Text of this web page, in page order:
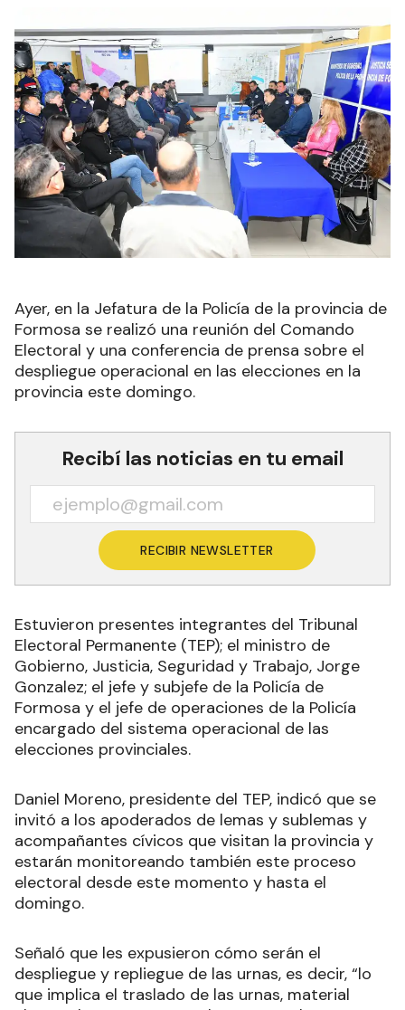
Ayer, en la Jefatura de la Policía de la provincia de
Formosa se realizó una reunión del Comando
Electoral y una conferencia de prensa sobre el
despliegue operacional en las elecciones en la
provincia este domingo.
Recibí las noticias en tu email
RECIBIR NEWSLETTER
Estuvieron presentes integrantes del Tribunal
Electoral Permanente (TEP); el ministro de
Gobierno, Justicia, Seguridad y Trabajo, Jorge
Gonzalez; el jefe y subjefe de la Policía de
Formosa y el jefe de operaciones de la Policía
encargado del sistema operacional de las
elecciones provinciales.
Daniel Moreno, presidente del TEP, indicó que se
invitó a los apoderados de lemas y sublemas y
acompañantes cívicos que visitan la provincia y
estarán monitoreando también este proceso
electoral desde este momento y hasta el
domingo.
Señaló que les expusieron cómo serán el
despliegue y repliegue de las urnas, es decir, “lo
que implica el traslado de las urnas, material